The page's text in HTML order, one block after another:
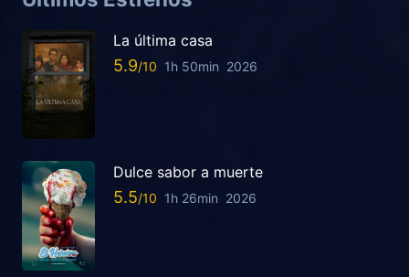
La última casa
5.9 1h 50min 2026
Dulce sabor a muerte
5.5 1h 26min 2026